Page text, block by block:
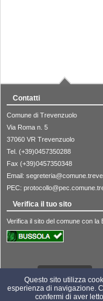
Contatti
Comune di Trevenzuolo
Via Roma n. 5
37060 VR Trevenzuolo
Tel. (+39)0457350288
Fax (+39)0457350348
Email:
PEC:
Verifica il tuo sito
Verifica il sito del comune con
Questo sito utilizza
esperienza di navigazione.
confermi di aver